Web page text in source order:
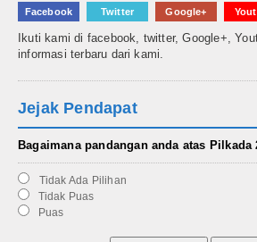
Facebook Twitter Google+
Ikuti kami di facebook, twitter, Google+,
informasi terbaru dari kami.
Jejak Pendapat
Bagaimana pandangan anda atas Pilkada
Tidak Ada Pilihan
Tidak Puas
Puas